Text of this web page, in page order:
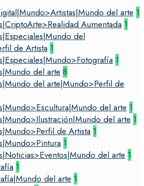
del arte 1
Aumentada 1
del
de Artista 1
1
del arte 8
del arte|Mundo>Perfil de
del arte 1
del arte 1
de Artista 1
1
del arte 1
1
del arte 1